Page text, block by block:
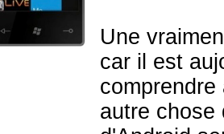
Une
car il est
autre chose